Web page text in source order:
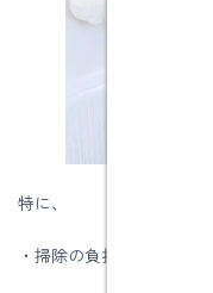
特に、
・掃除の負担を減らしたい